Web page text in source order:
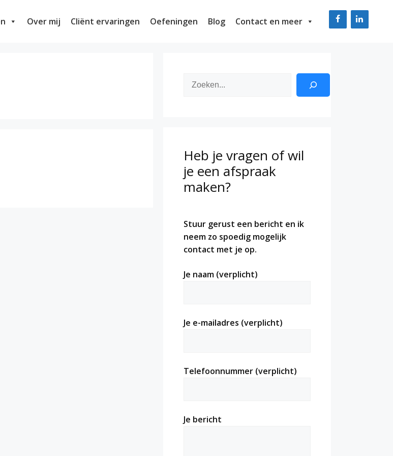
Over mij Cliënt ervaringen Oefeningen Blog Contact en meer
Zoeken
Heb je vragen of wil
je een afspraak
maken?
Stuur gerust een bericht en ik
neem zo spoedig mogelijk
contact met je op.
Je naam (verplicht)
Je e-mailadres (verplicht)
Telefoonnummer (verplicht)
Je bericht